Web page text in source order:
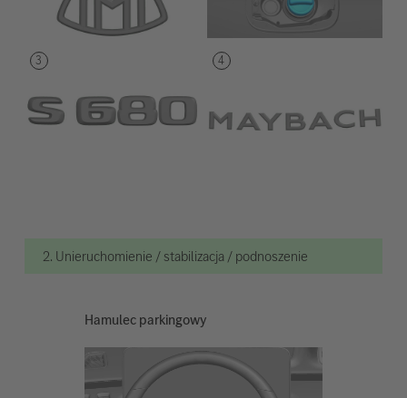
2. Unieruchomienie / stabilizacja / podnoszenie
Hamulec parkingowy